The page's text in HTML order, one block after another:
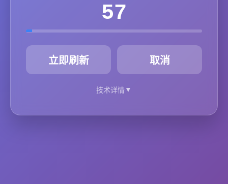
57
立即刷新 取消
技术详情▼